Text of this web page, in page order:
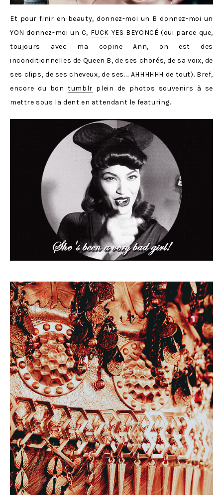
Et pour finir en beauty, donnez-moi un B donnez-moi un
YON donnez-moi un C, FUCK YES BEYONCÉ (oui parce que,
toujours avec ma copineAnn, on est des
inconditionnelles de Queen B, de ses chorés, de sa voix, de
ses clips, de ses cheveux, de ses…. AHHHHHH de tout). Bref,
encore du bontumblr plein de photos souvenirs à se
mettre sous la dent en attendant le featuring.